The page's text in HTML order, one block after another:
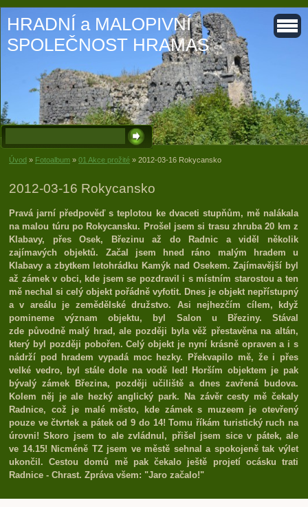
HRADNÍ a MALOPIVNÍ
SPOLEČNOST HRAMAS
Úvod » Fotoalbum » 01 Akce prožité » 2012-03-16 Rokycansko
2012-03-16 Rokycansko
Pravá jarní předpověď s teplotou ke dvaceti stupňům, mě nalákala
na malou túru po Rokycansku. Prošel jsem si trasu zhruba 20 km z
Klabavy, přes Osek, Březinu až do Radnic a viděl několik
zajímavých objektů. Začal jsem hned ráno malým hradem u
Klabavy a zbytkem letohrádku Kamýk nad Osekem. Zajímavější byl
až zámek v obci, kde jsem se pozdravil i s místním starostou a ten
mě nechal si celý objekt pořádně vyfotit. Dnes je objekt nepřístupný
a v areálu je zemědělské družstvo. Asi nejhezčím cílem, když
pomineme význam objektu, byl Salon u Březiny. Stával
zde původně malý hrad, ale později byla věž přestavěna na altán,
který byl později pobořen. Celý objekt je nyní krásně opraven a i s
nádrží pod hradem vypadá moc hezky. Překvapilo mě, že i přes
velké vedro, byl stále dole na vodě led! Horším objektem je pak
bývalý zámek Březina, později učiliště a dnes zavřená budova.
Kolem něj je ale hezký anglický park. Na závěr cesty mě čekaly
Radnice, což je malé město, kde zámek s muzeem je otevřený
pouze ve čtvrtek a pátek od 9 do 14! Tomu říkám turistický ruch na
úrovni! Skoro jsem to ale zvládnul, přišel jsem sice v pátek, ale
ve 14.15! Nicméně TZ jsem ve městě sehnal a spokojeně tak výlet
ukončil. Cestou domů mě pak čekalo ještě projetí ocásku trati
Radnice - Chrast. Zpráva všem: "Jaro začalo!"